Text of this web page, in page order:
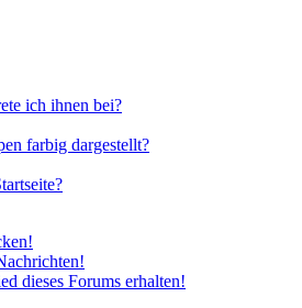
ich ihnen bei?
farbig dargestellt?
dieses Forums erhalten!